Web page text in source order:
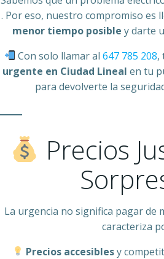
. Por eso, nuestro compromiso es
menor tiempo posible y darte
Con solo llamar al 647 785 208,
urgente en Ciudad Lineal en tu
para devolverte la
Precios
La urgencia no significa pagar de
caracteriza
Precios accesiblesy